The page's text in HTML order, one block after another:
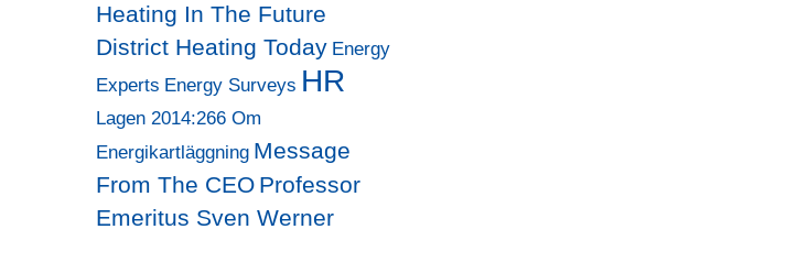
Heating In The Future
District Heating Today Energy
Experts Energy Surveys HR
Lagen 2014:266 Om
Energikartläggning Message
From The CEO Professor
Emeritus Sven Werner